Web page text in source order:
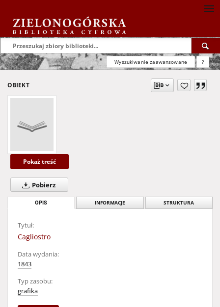
Wyszukiwanie zaawansowane ?
OBIEKT
Pokaż treść
Pobierz
OPIS INFORMACJE STRUKTURA
Tytuł:
Cagliostro
Data wydania:
1843
Typ zasobu:
grafika